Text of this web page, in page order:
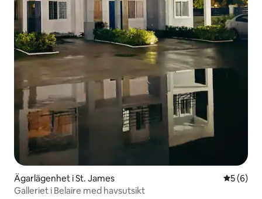
Ägarlägenhet i St. James 5 av 5 i
5 (6)
Galleriet i Belaire med havsutsikt